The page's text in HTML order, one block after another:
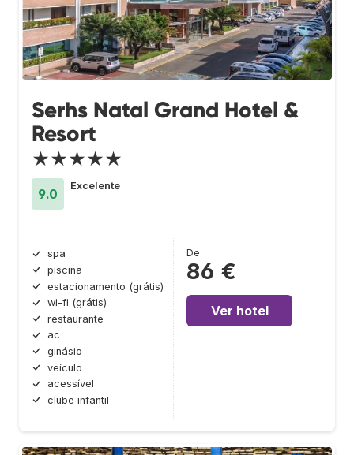
Serhs Natal Grand Hotel &
Resort
★★★★★
9.0
Excelente
spa
piscina
estacionamento (grátis)
wi-fi (grátis)
restaurante
ac
ginásio
veículo
acessível
clube infantil
De
86 €
Ver hotel